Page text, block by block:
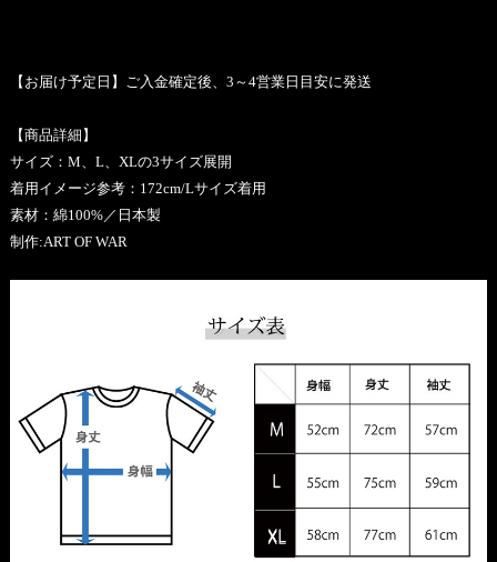
【お届け予定日】ご入金確定後、3～4営業日目安に発送
【商品詳細】
サイズ：M、L、XLの3サイズ展開
着用イメージ参考：172cm/Lサイズ着用
素材：綿100%／日本製
制作:ART OF WAR